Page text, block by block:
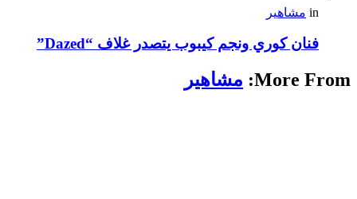
in مشاهير
فنان كوري ونجم كيبوب يتصدر غلاف “Dazed”
More From: مشاهير